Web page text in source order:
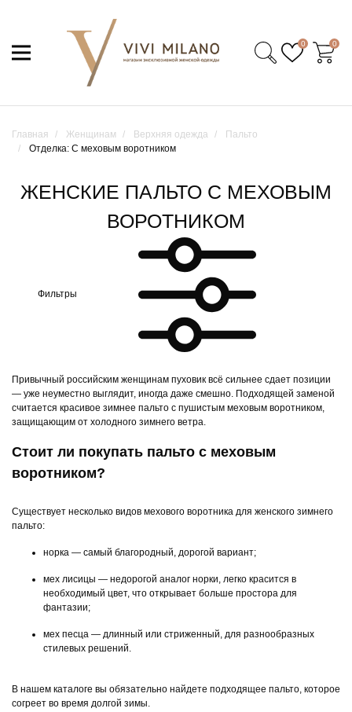
0 0
Главная Женщинам Верхняя одежда
Пальто
Отделка: С меховым воротником
ЖЕНСКИЕ ПАЛЬТО С МЕХОВЫМ
ВОРОТНИКОМ
Фильтры
Привычный российским женщинам пуховик всё сильнее сдает позиции
— уже неуместно выглядит, иногда даже смешно. Подходящей заменой
считается красивое зимнее пальто с пушистым меховым воротником,
защищающим от холодного зимнего ветра.
Стоит ли покупать пальто с меховым
воротником?
Существует несколько видов мехового воротника для женского зимнего
пальто:
норка — самый благородный, дорогой вариант;
мех лисицы — недорогой аналог норки, легко красится в
необходимый цвет, что открывает больше простора для
фантазии;
мех песца — длинный или стриженный, для разнообразных
стилевых решений.
В нашем каталоге вы обязательно найдете подходящее пальто, которое
согреет во время долгой зимы.